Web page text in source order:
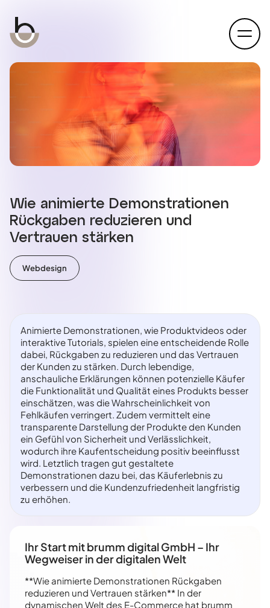
open
Wie animierte Demonstrationen
Rückgaben reduzieren und
Vertrauen stärken
Webdesign
Animierte Demonstrationen, wie Produktvideos oder
interaktive Tutorials, spielen eine entscheidende Rolle
dabei, Rückgaben zu reduzieren und das Vertrauen
der Kunden zu stärken. Durch lebendige,
anschauliche Erklärungen können potenzielle Käufer
die Funktionalität und Qualität eines Produkts besser
einschätzen, was die Wahrscheinlichkeit von
Fehlkäufen verringert. Zudem vermittelt eine
transparente Darstellung der Produkte den Kunden
ein Gefühl von Sicherheit und Verlässlichkeit,
wodurch ihre Kaufentscheidung positiv beeinflusst
wird. Letztlich tragen gut gestaltete
Demonstrationen dazu bei, das Käuferlebnis zu
verbessern und die Kundenzufriedenheit langfristig
zu erhöhen.
Ihr Start mit brumm digital GmbH – Ihr
Wegweiser in der digitalen Welt
**Wie animierte Demonstrationen Rückgaben
reduzieren und Vertrauen stärken** In der
dynamischen Welt des E-Commerce hat brumm